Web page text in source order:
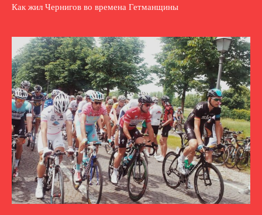
Как жил Чернигов во времена Гетманщины